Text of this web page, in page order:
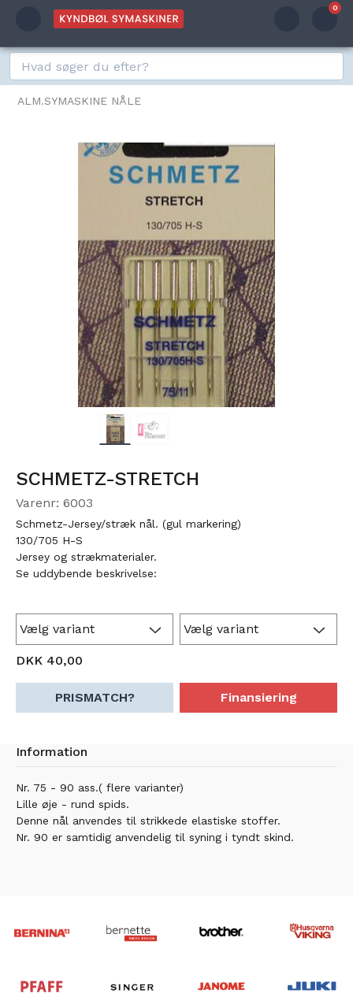
0
ALM.SYMASKINE NÅLE
SCHMETZ-STRETCH
Varenr: 6003
Schmetz-Jersey/stræk nål. (gul markering)
130/705 H-S
Jersey og strækmaterialer.
Se uddybende beskrivelse:
DKK 40,00
PRISMATCH? Finansiering
Information
Nr. 75 - 90 ass.( flere varianter)
Lille øje - rund spids.
Denne nål anvendes til strikkede elastiske stoffer.
Nr. 90 er samtidig anvendelig til syning i tyndt skind.